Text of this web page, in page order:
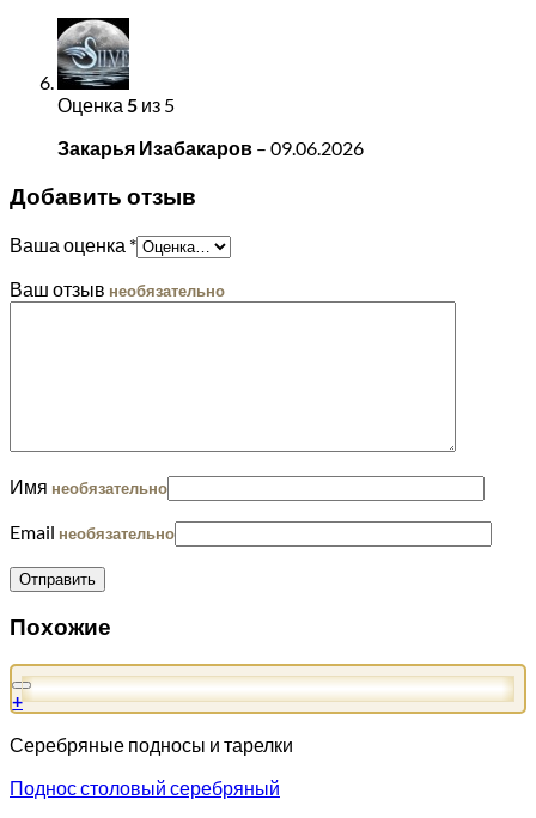
Оценка 5 из 5
Закарья Изабакаров – 09.06.2026
Добавить отзыв
Ваша оценка *
Ваш отзыв необязательно
Имя необязательно
Email необязательно
Похожие
+
Серебряные подносы и тарелки
Поднос столовый серебряный